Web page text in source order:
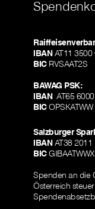
IBANAT11 3500
BICRVSAAT2S
BAWAG PSK:
IBANAT65 6000
BICOPSKATWW
Salzburger
IBANAT38 2011
BIC
Spenden an die
Österreich